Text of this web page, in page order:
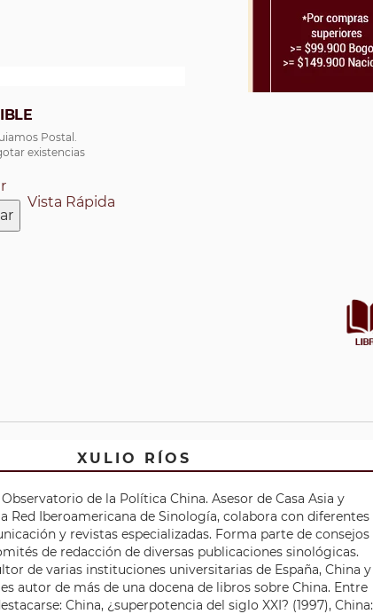
Postal.
existencias
Vista Rápida
XULIO RÍOS
de la Política China. Asesor de Casa Asia y
Red Iberoamericana de Sinología, colabora con diferentes
y revistas especializadas. Forma parte de consejos
de redacción de diversas publicaciones sinológicas.
de varias instituciones universitarias de España, China y
autor de más de una docena de libros sobre China. Entre
China, ¿superpotencia del siglo XXI? (1997), China: